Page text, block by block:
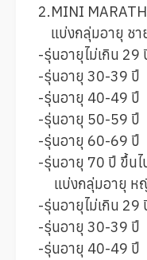
2.MINI
แบ่งกลุ่มอายุ ชา
-รุ่นอายุไม่เกิน 29
-รุ่นอายุ 30-39 ปี
-รุ่นอายุ 40-49 ปี
-รุ่นอายุ 50-59 ปี
-รุ่นอายุ 60-69 ปี
-รุ่นอายุ 70 ปี ขึ้นไ
แบ่งกลุ่มอายุ ห
-รุ่นอายุไม่เกิน 29
-รุ่นอายุ 30-39 ปี
-รุ่นอายุ 40-49 ปี